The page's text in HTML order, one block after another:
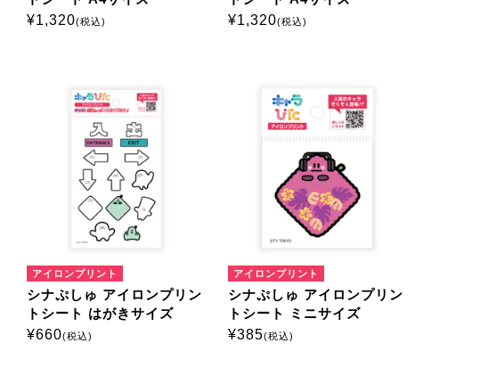
¥1,320(税込)
¥1,320(税込)
アイロンプリント
シナぷしゅ アイロンプリン
トシート はがきサイズ
¥660(税込)
アイロンプリント
シナぷしゅ アイロンプリン
トシート ミニサイズ
¥385(税込)